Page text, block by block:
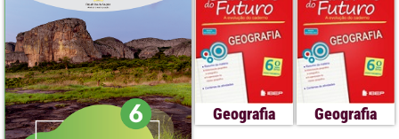
Geografia Geografia